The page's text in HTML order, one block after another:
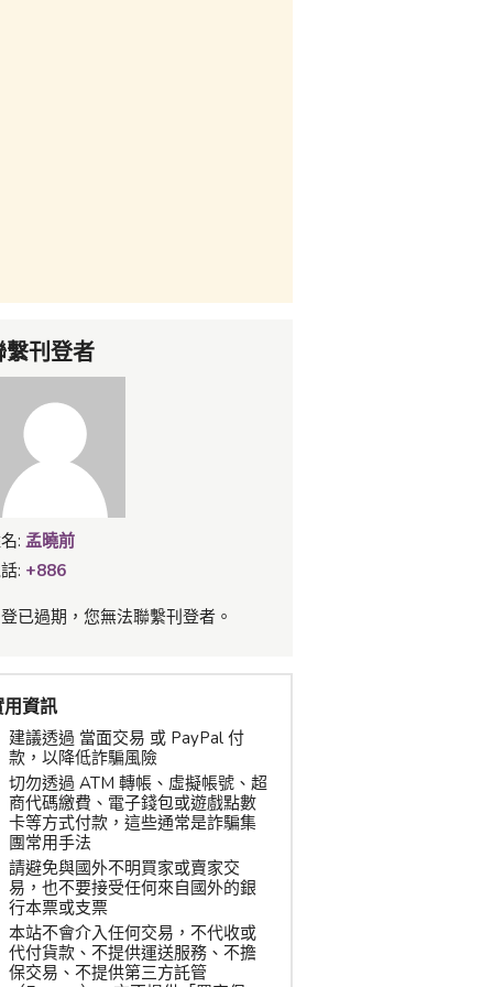
繫刊登者
: 孟曉前
: +886
已過期，您無法聯繫刊登者。
用資訊
建議透過 當面交易 或 PayPal 付
款，以降低詐騙風險
切勿透過 ATM 轉帳、虛擬帳號、超
商代碼繳費、電子錢包或遊戲點數
卡等方式付款，這些通常是詐騙集
團常用手法
請避免與國外不明買家或賣家交
易，也不要接受任何來自國外的銀
行本票或支票
本站不會介入任何交易，不代收或
代付貨款、不提供運送服務、不擔
保交易、不提供第三方託管